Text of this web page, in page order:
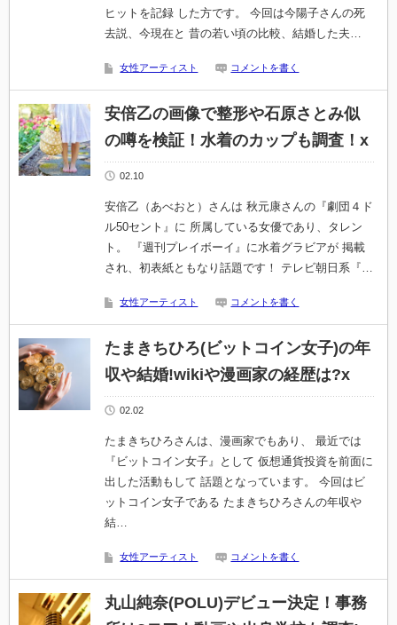
ヒットを記録 した方です。 今回は今陽子さんの死
去説、今現在と 昔の若い頃の比較、結婚した夫…
女性アーティスト コメントを書く
安倍乙の画像で整形や石原さとみ似
の噂を検証！水着のカップも調査！x
02.10
安倍乙（あべおと）さんは 秋元康さんの『劇団４ド
ル50セント』に 所属している女優であり、タレン
ト。 『週刊プレイボーイ』に水着グラビアが 掲載
され、初表紙ともなり話題です！ テレビ朝日系『…
女性アーティスト コメントを書く
たまきちひろ(ビットコイン女子)の年
収や結婚!wikiや漫画家の経歴は?x
02.02
たまきちひろさんは、漫画家でもあり、 最近では
『ビットコイン女子』として 仮想通貨投資を前面に
出した活動もして 話題となっています。 今回はビ
ットコイン女子である たまきちひろさんの年収や
結…
女性アーティスト コメントを書く
丸山純奈(POLU)デビュー決定！事務